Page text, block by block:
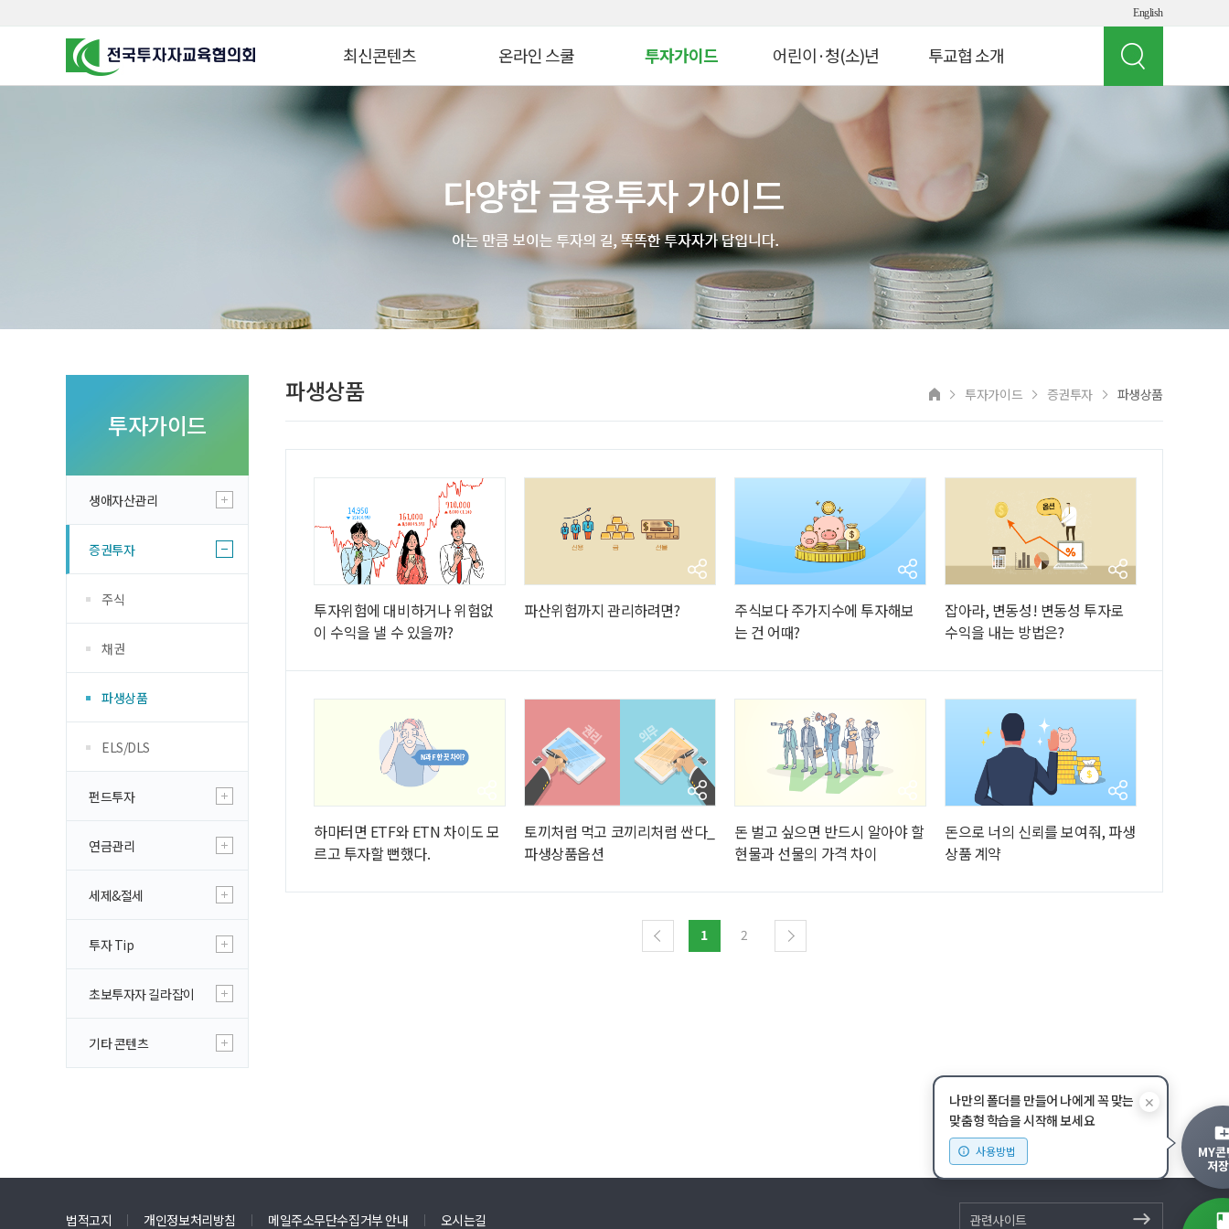
English
최신콘텐츠
찾아가는 군장병 금융투자교육
찾아가는 연금ᆞ자산 관리 교육
군장병 금융투자 아카데미
자립준비청년을 위한 든든한 금융!
실전투자 Insight
온라인 스쿨
연금 스쿨
생애자산관리스쿨
대체투자스쿨
파생상품스쿨
시니어 디지털 금융스쿨
투자가이드
생애자산관리
펀드투자
연금관리
세제&절세
어린이·청(소)년
늘봄교육
파이낸셜 빌리지
모의투자게임 체험
꿈꾸는 여의도 경제버스
금융투자 뮤지컬 '아임유'
어린이&청소년
투교협 소개
투교협 소개
주요 사업
오시는 길
공지사항
상담 연락처
투자가이드
생애자산관리
증권투자
주식
채권
파생상품
ELS/DLS
펀드투자
연금관리
세제&절세
투자 Tip
초보투자자 길라잡이
기타 콘텐츠
파생상품 투자가이드 증권투자 파생상품
투자위험에 대비하거나 위험없
이 수익을 낼 수 있을까?
파산위험까지 관리하려면?
주식보다 주가지수에 투자해보
는 건 어때?
잡아라, 변동성! 변동성 투자로
수익을 내는 방법은?
하마터면 ETF와 ETN 차이도 모
르고 투자할 뻔했다.
토끼처럼 먹고 코끼리처럼 싼다_
파생상품옵션
돈 벌고 싶으면 반드시 알아야 할
현물과 선물의 가격 차이
돈으로 너의 신뢰를 보여줘, 파생
상품 계약
1 2
나만의 폴더를 만들어 나에게 꼭 맞는
맞춤형 학습을 시작해 보세요
사용방법
✕
MY
저
법적고지 개인정보처리방침 메일주소무단수집거부 안내 오시는길 관련사이트